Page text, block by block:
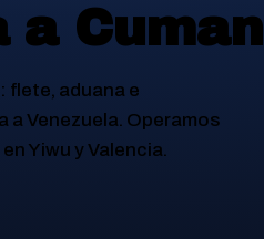
a
: flete, aduana e
a Venezuela. Operamos
Yiwu y Valencia.